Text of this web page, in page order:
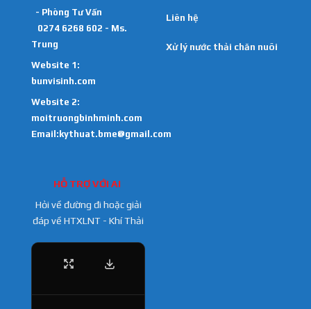
- Phòng Tư Vấn
0274 6268 602 - Ms.
Trung
Website 1:
bunvisinh.com
Website 2:
moitruongbinhminh.com
Email:kythuat.bme@gmail.com
Liên hệ
Xử lý nước thải chăn nuôi
HỖ TRỢ VỚI AI
Hỏi về đường đi hoặc giải
đáp về HTXLNT - Khí Thải